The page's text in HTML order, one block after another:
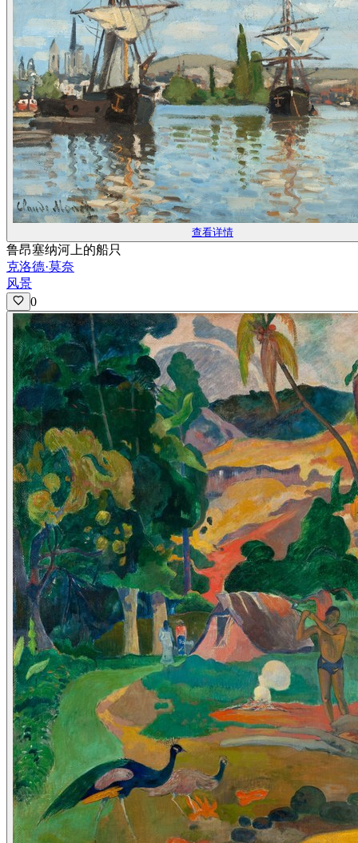
查看详情
鲁昂塞纳河上的船只
克洛德·莫奈
风景
0